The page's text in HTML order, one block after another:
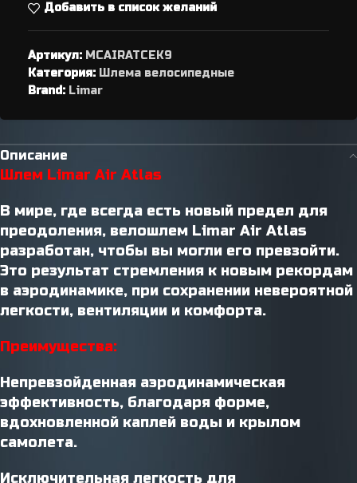
Добавить в список желаний
Артикул: MCAIRATCEK9
Категория: Шлема велосипедные
Brand: Limar
Описание
Шлем Limar Air Atlas
В мире, где всегда есть новый предел для
преодоления, велошлем Limar Air Atlas
разработан, чтобы вы могли его превзойти.
Это результат стремления к новым рекордам
в аэродинамике, при сохранении невероятной
легкости, вентиляции и комфорта.
Преимущества:
Непревзойденная аэродинамическая
эффективность, благодаря форме,
вдохновленной каплей воды и крылом
самолета.
Исключительная легкость для